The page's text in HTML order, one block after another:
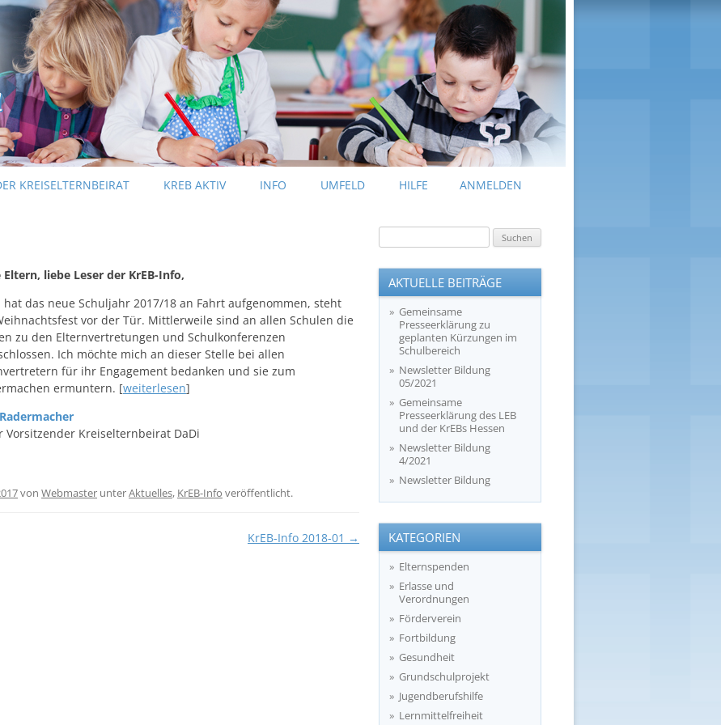
KREISELTERNBEIRAT KREB AKTIV INFO UMFELD HILFE ANMELDEN
Eltern, liebe Leser der KrEB-Info,
hat das neue Schuljahr 2017/18 an Fahrt aufgenommen, steht
vor der Tür. Mittlerweile sind an allen Schulen die
zu den Elternvertretungen und Schulkonferenzen
Ich möchte mich an dieser Stelle bei allen
für ihr Engagement bedanken und sie zum
ermuntern. [weiterlesen]
Vorsitzender Kreiselternbeirat DaDi
von Webmaster unterAktuelles, KrEB-Info veröffentlicht.
KrEB-Info 2018-01 →
AKTUELLE BEITRÄGE
Gemeinsame
Presseerklärung zu
geplanten Kürzungen im
Schulbereich
Newsletter Bildung
05/2021
Gemeinsame
Presseerklärung des LEB
und der KrEBs Hessen
Newsletter Bildung
4/2021
Newsletter Bildung
KATEGORIEN
Elternspenden
Erlasse und
Verordnungen
Förderverein
Fortbildung
Gesundheit
Grundschulprojekt
Jugendberufshilfe
Lernmittelfreiheit